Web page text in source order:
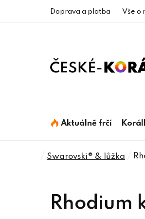
Doprava a platba Vše o
Aktuálně frčí
Domů
Swarovski® & lůžka
Rhodium